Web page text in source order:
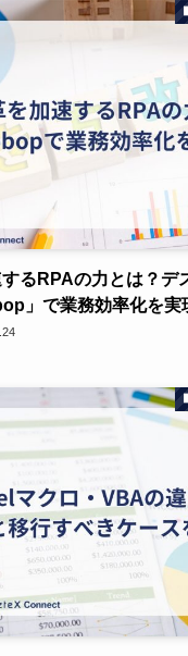
るRPAの力とは？デ
」で業務効率化を実